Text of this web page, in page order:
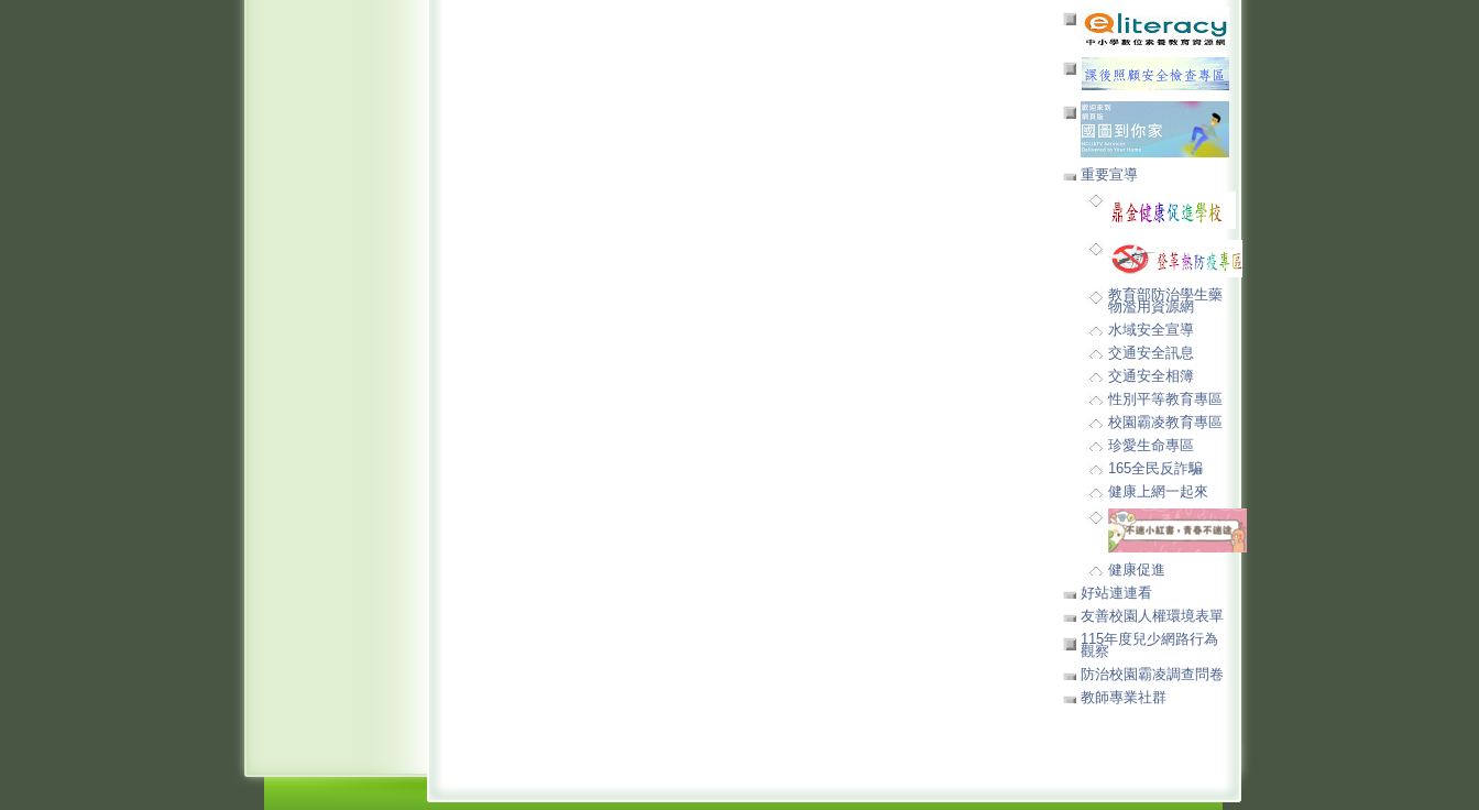
重要宣導
教育部防治學生藥
物濫用資源網
水域安全宣導
交通安全訊息
交通安全相簿
性別平等教育專區
校園霸凌教育專區
珍愛生命專區
165全民反詐騙
健康上網一起來
健康促進
好站連連看
友善校園人權環境表單
115年度兒少網路行為
觀察
防治校園霸凌調查問卷
教師專業社群